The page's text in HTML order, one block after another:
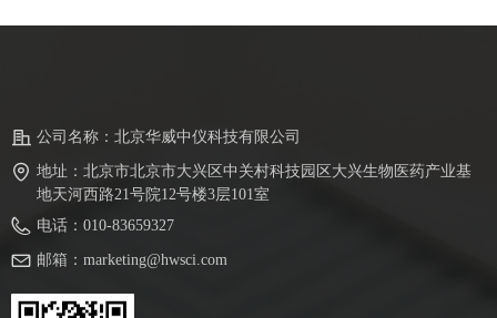
公司名称： 北京华威中仪科技有限公司
地址： 北京市北京市大兴区中关村科技园区大兴生物医药产业基
地天河西路21号院12号楼3层101室
电话： 010-83659327
邮箱： marketing@hwsci.com